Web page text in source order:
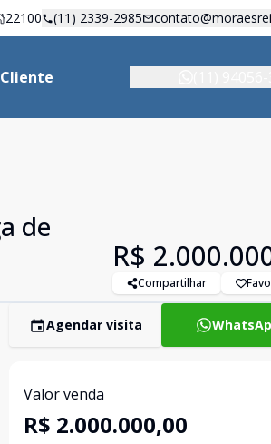
22100 (11) 2339-2985
de
R$
Compartilhar
Agendar visita
Valor venda
R$ 2.000.000,00